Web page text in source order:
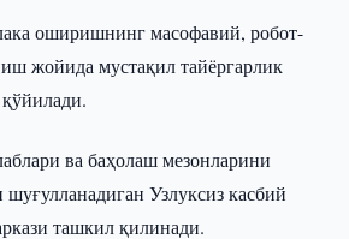
оширишнинг масофавий, робот-
жойида мустақил тайёргарлик
ва баҳолаш мезонларини
Узлуксиз касбий
ташкил қилинади.